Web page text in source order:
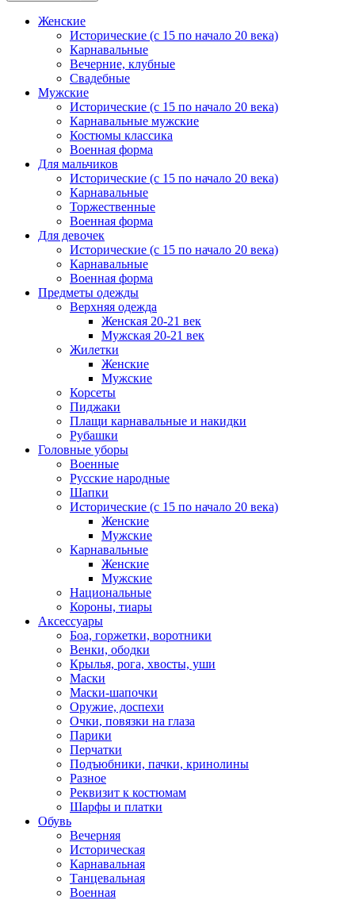
Женские
Исторические (с 15 по начало 20 века)
Карнавальные
Вечерние, клубные
Свадебные
Мужские
Исторические (с 15 по начало 20 века)
Карнавальные мужские
Костюмы классика
Военная форма
Для мальчиков
Исторические (с 15 по начало 20 века)
Карнавальные
Торжественные
Военная форма
Для девочек
Исторические (с 15 по начало 20 века)
Карнавальные
Военная форма
Предметы одежды
Верхняя одежда
Женская 20-21 век
Мужская 20-21 век
Жилетки
Женские
Мужские
Корсеты
Пиджаки
Плащи карнавальные и накидки
Рубашки
Головные уборы
Военные
Русские народные
Шапки
Исторические (с 15 по начало 20 века)
Женские
Мужские
Карнавальные
Женские
Мужские
Национальные
Короны, тиары
Аксессуары
Боа, горжетки, воротники
Венки, ободки
Крылья, рога, хвосты, уши
Маски
Маски-шапочки
Оружие, доспехи
Очки, повязки на глаза
Парики
Перчатки
Подъюбники, пачки, кринолины
Разное
Реквизит к костюмам
Шарфы и платки
Обувь
Вечерняя
Историческая
Карнавальная
Танцевальная
Военная